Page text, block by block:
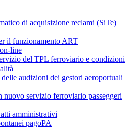
di acquisizione reclami (SiTe)
il funzionamento ART
line
del TPL ferroviario e condizioni
audizioni dei gestori aeroportuali
servizio ferroviario passeggeri
amministrativi
pagoPA